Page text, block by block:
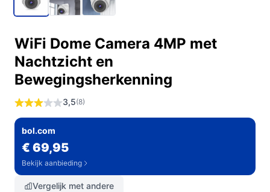
WiFi Dome Camera 4MP met
Nachtzicht en
Bewegingsherkenning
3,5(8)
bol.com
€ 69,95
Bekijk aanbieding
Vergelijk met andere